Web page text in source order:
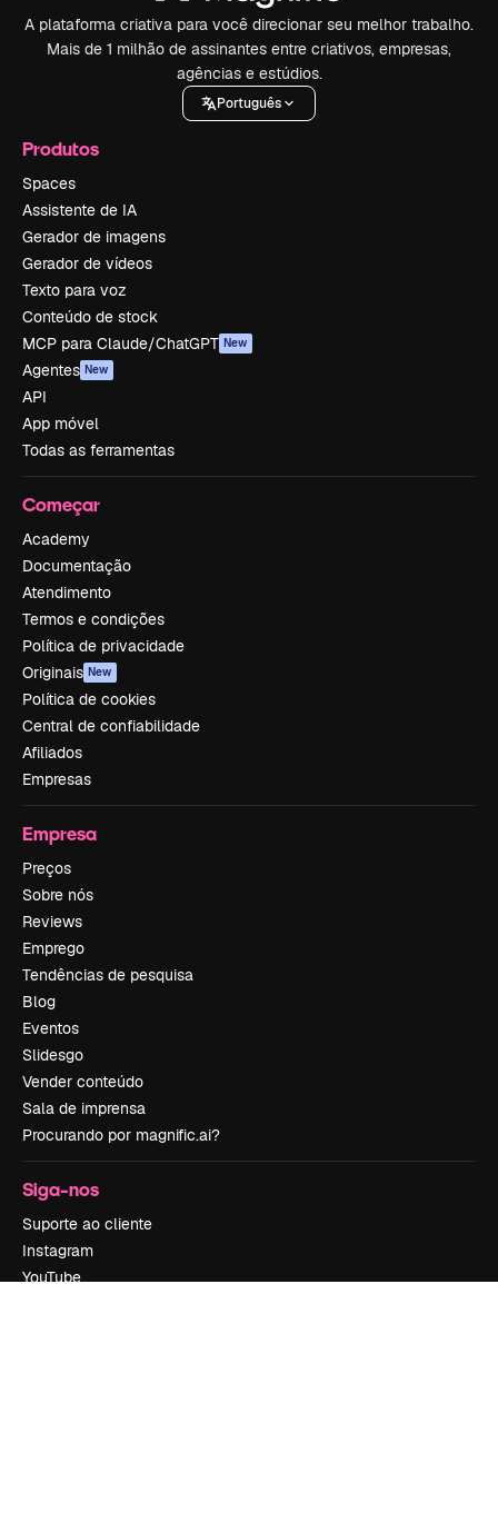
A plataforma criativa para você direcionar seu melhor trabalho.
Mais de 1 milhão de assinantes entre criativos, empresas,
agências e estúdios.
Português
Produtos
Spaces
Assistente de IA
Gerador de imagens
Gerador de vídeos
Texto para voz
Conteúdo de stock
MCP para Claude/ChatGPT New
Agentes New
API
App móvel
Todas as ferramentas
Começar
Academy
Documentação
Atendimento
Termos e condições
Política de privacidade
Originais New
Política de cookies
Central de confiabilidade
Afiliados
Empresas
Empresa
Preços
Sobre nós
Reviews
Emprego
Tendências de pesquisa
Blog
Eventos
Slidesgo
Vender conteúdo
Sala de imprensa
Procurando por magnific.ai?
Siga-nos
Suporte ao cliente
Instagram
YouTube